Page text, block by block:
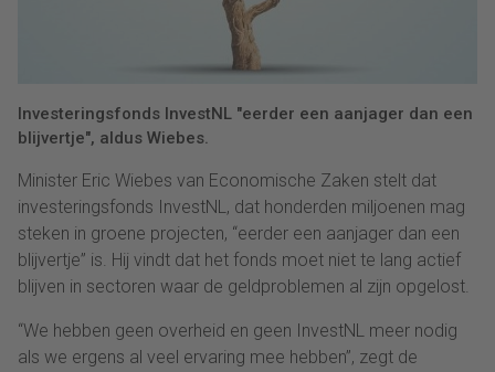
Investeringsfonds InvestNL "eerder een aanjager dan een
blijvertje", aldus Wiebes.
Minister Eric Wiebes van Economische Zaken stelt dat
investeringsfonds InvestNL, dat honderden miljoenen mag
steken in groene projecten, “eerder een aanjager dan een
blijvertje” is. Hij vindt dat het fonds moet niet te lang actief
blijven in sectoren waar de geldproblemen al zijn opgelost.
“We hebben geen overheid en geen InvestNL meer nodig
als we ergens al veel ervaring mee hebben”, zegt de